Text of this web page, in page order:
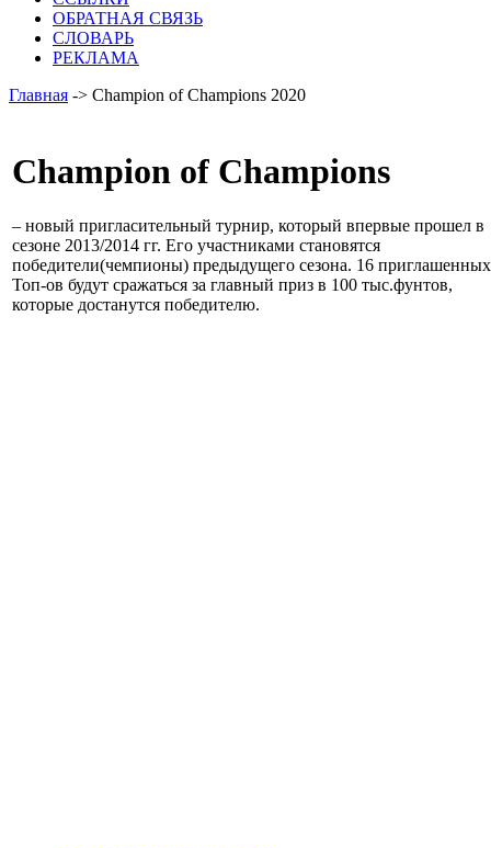
ОБРАТНАЯ СВЯЗЬ
СЛОВАРЬ
РЕКЛАМА
Главная -> Champion of Champions 2020
Champion of Champions
– новый пригласительный турнир, который впервые прошел в
сезоне 2013/2014 гг. Его участниками становятся
победители(чемпионы) предыдущего сезона. 16 приглашенных
Топ-ов будут сражаться за главный приз в 100 тыс.фунтов,
которые достанутся победителю.